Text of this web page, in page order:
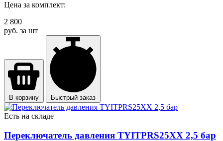
Цена за комплект:
2 800
руб. за шт
В корзину Быстрый заказ
Есть на складе
Переключатель давления TYITPRS25XX 2,5 бар